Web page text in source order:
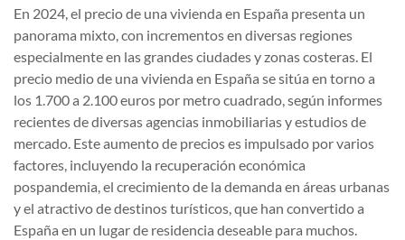
En 2024, el precio de una vivienda en España presenta un
panorama mixto, con incrementos en diversas regiones
especialmente en las grandes ciudades y zonas costeras. El
precio medio de una vivienda en España se sitúa en torno a
los 1.700 a 2.100 euros por metro cuadrado, según informes
recientes de diversas agencias inmobiliarias y estudios de
mercado. Este aumento de precios es impulsado por varios
factores, incluyendo la recuperación económica
pospandemia, el crecimiento de la demanda en áreas urbanas
y el atractivo de destinos turísticos, que han convertido a
España en un lugar de residencia deseable para muchos.